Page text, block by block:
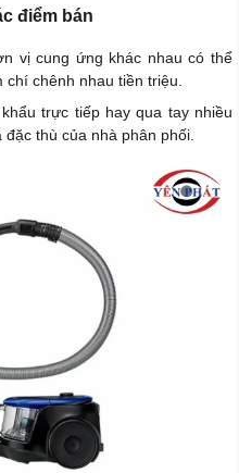
điểm bán
vị cung ứng khác nhau có thể
chí chênh nhau tiền triệu.
trực tiếp hay qua tay nhiều
thù của nhà phân phối.